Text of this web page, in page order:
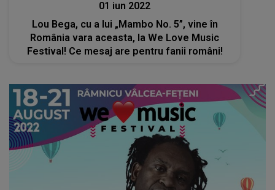
01 iun 2022
Lou Bega, cu a lui „Mambo No. 5”, vine în
România vara aceasta, la We Love Music
Festival! Ce mesaj are pentru fanii români!